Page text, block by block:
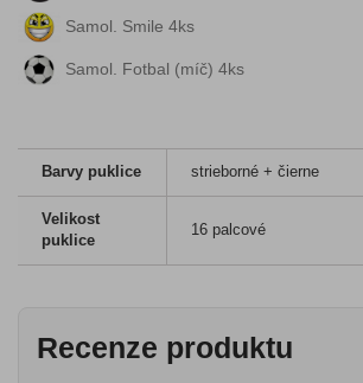
Samol. Smile 4ks
Samol. Fotbal (míč) 4ks
Barvy puklice strieborné + čierne
Velikost
puklice
16 palcové
Recenze produktu